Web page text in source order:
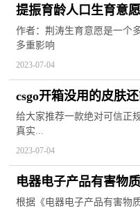
提振育龄人口生育意
作者：荆涛生育意愿是一个
多重影响
2023-07-04
csgo开箱没用的皮肤
怎么处理？
给大家推荐一款绝对可信正
真实...
2023-07-04
电器电子产品有害物
报送情况（截至2023
根据《电器电子产品有害物